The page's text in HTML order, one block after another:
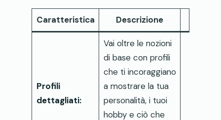
Caratteristica Descrizione
Profili
dettagliati:
Vai oltre le nozioni
di base con profili
che ti incoraggiano
a mostrare la tua
personalità, i tuoi
hobby e ciò che